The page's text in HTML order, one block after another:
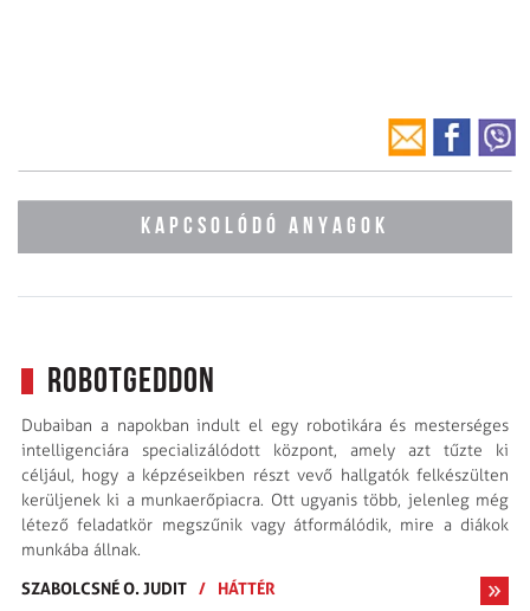
KAPCSOLÓDÓ ANYAGOK
Robotgeddon
Dubaiban a napokban indult el egy robotikára és mesterséges
intelligenciára specializálódott központ, amely azt tűzte ki
céljául, hogy a képzéseikben részt vevő hallgatók felkészülten
kerüljenek ki a munkaerőpiacra. Ott ugyanis több, jelenleg még
létező feladatkör megszűnik vagy átformálódik, mire a diákok
munkába állnak.
SZABOLCSNÉ O. JUDIT / HÁTTÉR